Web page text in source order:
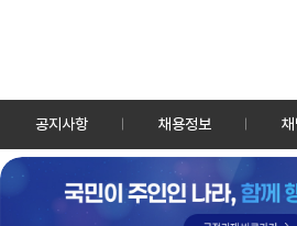
공지사항 채용정보 채
30128 세종특별자치시 정부2청사로
TEL: 044-204-
Copyrightⓒ KTV 국민방송 All